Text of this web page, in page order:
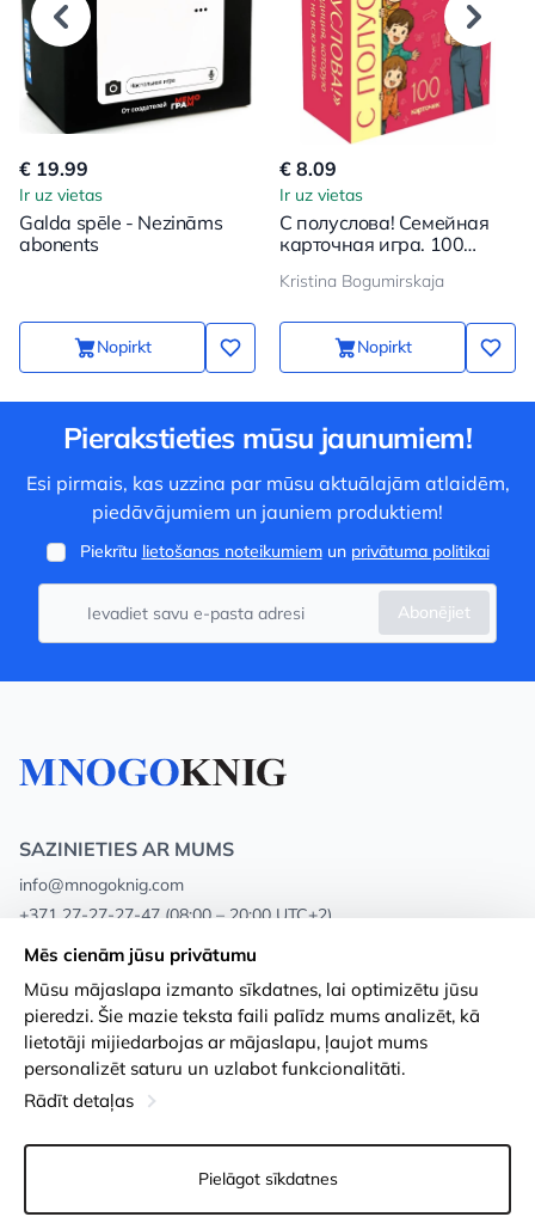
€ 19.99
Ir uz vietas
Galda spēle - Nezināms
abonents
Nopirkt
€ 8.09
Ir uz vietas
С полуслова! Семейная
карточная игра. 100
ребенок стал еще ближе
Kristina Bogumirskaja
Nopirkt
Pierakstieties mūsu jaunumiem!
Esi pirmais, kas uzzina par mūsu aktuālajām atlaidēm,
piedāvājumiem un jauniem produktiem!
Piekrītu lietošanas noteikumiemun privātuma politikai
Abonējiet
SAZINIETIES AR MUMS
info@mnogoknig.com
+371 27-27-27-47 (08:00 – 20:00 UTC+2)
Rīga, Augusta Deglava 69d, LV-1082
Par mums
Veikali
Apmaksa un piegāde
Loayalitātes kartes
Vairumtirdzniecības pircējiem
Privātuma politika
Noteikumi un nosacījumi
Preču atgriešanās
Sīkdatņu iestatījumi
Mēs cienām jūsu privātumu
Mūsu mājaslapa izmanto sīkdatnes, lai optimizētu jūsu
pieredzi. Šie mazie teksta faili palīdz mums analizēt, kā
lietotāji mijiedarbojas ar mājaslapu, ļaujot mums
personalizēt saturu un uzlabot funkcionalitāti.
Rādīt detaļas
Pielāgot sīkdatnes